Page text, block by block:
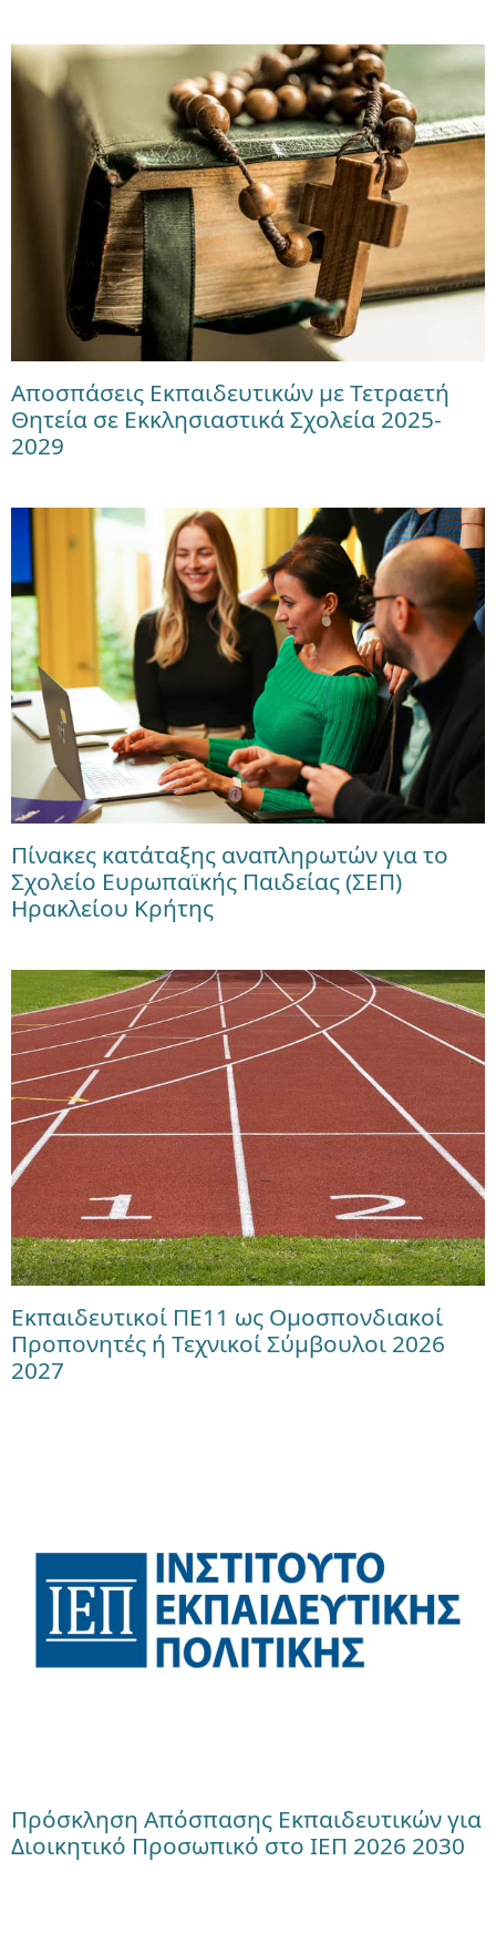
Αποσπάσεις Εκπαιδευτικών με Τετραετή
Θητεία σε Εκκλησιαστικά Σχολεία 2025-
2029
Πίνακες κατάταξης αναπληρωτών για το
Σχολείο Ευρωπαϊκής Παιδείας (ΣΕΠ)
Ηρακλείου Κρήτης
Εκπαιδευτικοί ΠΕ11 ως Ομοσπονδιακοί
Προπονητές ή Τεχνικοί Σύμβουλοι 2026
2027
Πρόσκληση Απόσπασης Εκπαιδευτικών για
Διοικητικό Προσωπικό στο ΙΕΠ 2026 2030